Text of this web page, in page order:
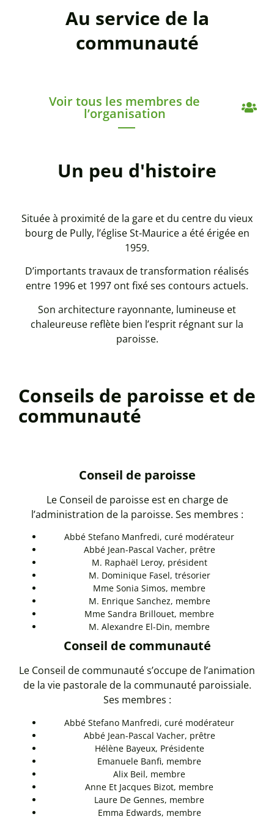
Au service de la
communauté
Voir tous les membres de
l’organisation
Un peu d'histoire
Située à proximité de la gare et du centre du vieux
bourg de Pully, l’église St-Maurice a été érigée en
1959.
D’importants travaux de transformation réalisés
entre 1996 et 1997 ont fixé ses contours actuels.
Son architecture rayonnante, lumineuse et
chaleureuse reflète bien l’esprit régnant sur la
paroisse.
Conseils de paroisse et de
communauté
Conseil de paroisse
Le Conseil de paroisse est en charge de
l’administration de la paroisse. Ses membres :
Abbé Stefano Manfredi, curé modérateur
Abbé Jean-Pascal Vacher, prêtre
M. Raphaël Leroy, président
M. Dominique Fasel, trésorier
Mme Sonia Simos, membre
M. Enrique Sanchez, membre
Mme Sandra Brillouet, membre
M. Alexandre El-Din, membre
Conseil de communauté
Le Conseil de communauté s’occupe de l’animation
de la vie pastorale de la communauté paroissiale.
Ses membres :
Abbé Stefano Manfredi, curé modérateur
Abbé Jean-Pascal Vacher, prêtre
Hélène Bayeux, Présidente
Emanuele Banfi, membre
Alix Beil, membre
Anne Et Jacques Bizot, membre
Laure De Gennes, membre
Emma Edwards, membre